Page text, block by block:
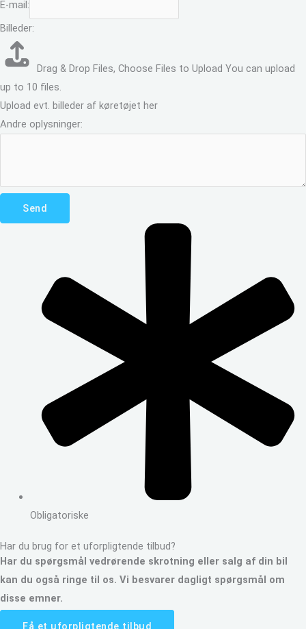
E-mail:
Billeder:
Drag & Drop Files, Choose Files to Upload You can upload
up to 10 files.
Upload evt. billeder af køretøjet her
Andre oplysninger:
Send
Obligatoriske
Har du brug for et uforpligtende tilbud?
Har du spørgsmål vedrørende skrotning eller salg af din bil
kan du også ringe til os. Vi besvarer dagligt spørgsmål om
disse emner.
Få et uforpligtende tilbud